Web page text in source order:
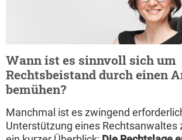
Wann ist es sinnvoll sich um
Rechtsbeistand durch einen
bemühen?
Manchmal ist es zwingend
Unterstützung eines Rechtsanwaltes